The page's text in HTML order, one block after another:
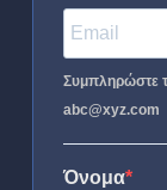
Συμπληρώστε
abc@xyz.com
Όνομα